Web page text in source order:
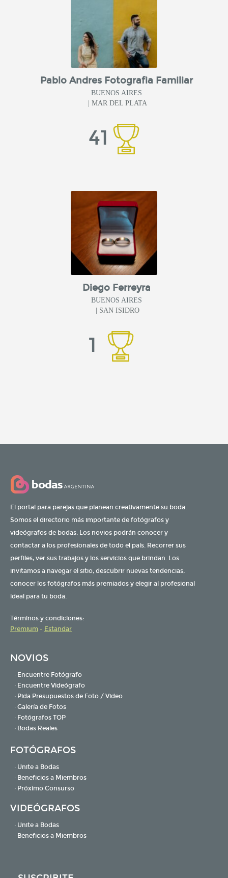
Pablo Andres Fotografia Familiar
BUENOS AIRES
| MAR DEL PLATA
41
Diego Ferreyra
BUENOS AIRES
| SAN ISIDRO
1
El portal para parejas que planean creativamente su boda.
Somos el directorio más importante de fotógrafos y
videógrafos de bodas. Los novios podrán conocer y
contactar a los profesionales de todo el país. Recorrer sus
perfiles, ver sus trabajos y los servicios que brindan. Los
invitamos a navegar el sitio, descubrir nuevas tendencias,
conocer los fotógrafos más premiados y elegir al profesional
ideal para tu boda.
Términos y condiciones:
Premium - Estandar
NOVIOS
· Encuentre Fotógrafo
· Encuentre Videógrafo
· Pida Presupuestos de Foto / Video
· Galería de Fotos
· Fotógrafos TOP
· Bodas Reales
FOTÓGRAFOS
· Unite a Bodas
· Beneficios a Miembros
· Próximo Consurso
VIDEÓGRAFOS
· Unite a Bodas
· Beneficios a Miembros